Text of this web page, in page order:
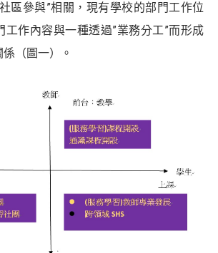
區參與”相關，現有學校的部門工作位
工作內容與一種透過”業務分工”而形成
（圖一）。